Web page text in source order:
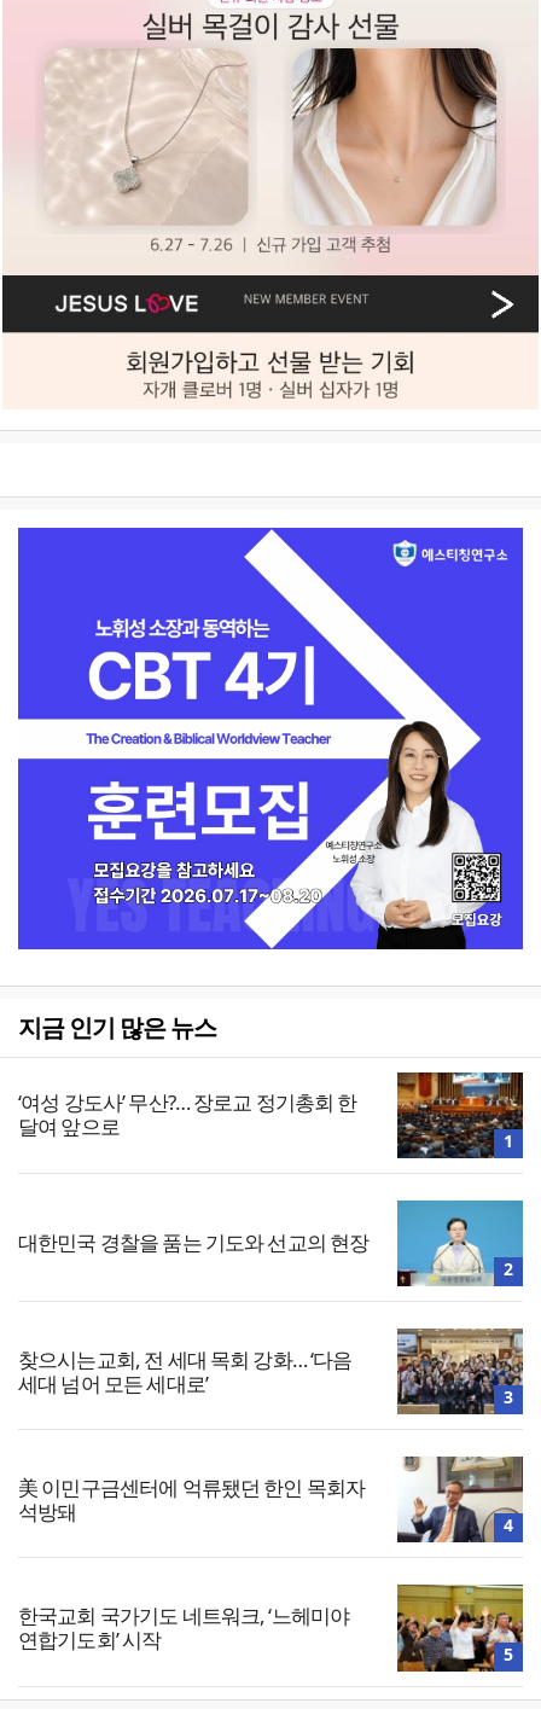
지금 인기 많은 뉴스
‘여성 강도사’ 무산?… 장로교 정기총회 한
달여 앞으로
1
대한민국 경찰을 품는 기도와 선교의 현장
2
찾으시는교회, 전 세대 목회 강화… ‘다음
세대 넘어 모든 세대로’
3
美 이민구금센터에 억류됐던 한인 목회자
석방돼
4
한국교회 국가기도 네트워크, ‘느헤미야
연합기도회’ 시작
5